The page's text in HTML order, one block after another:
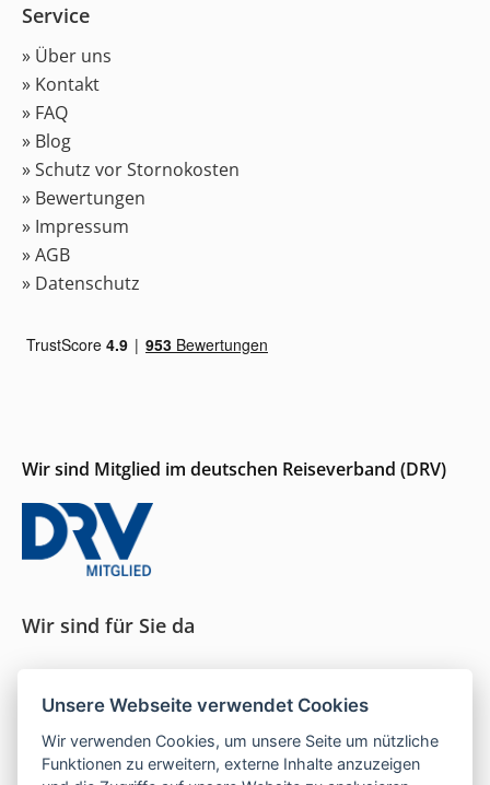
Service
» Über uns
» Kontakt
» FAQ
» Blog
» Schutz vor Stornokosten
» Bewertungen
» Impressum
» AGB
» Datenschutz
Wir sind Mitglied im deutschen Reiseverband (DRV)
Wir sind für Sie da
das, was wirklich passt.
Unsere Webseite verwendet Cookies
Wir verwenden Cookies, um unsere Seite um nützliche
Funktionen zu erweitern, externe Inhalte anzuzeigen